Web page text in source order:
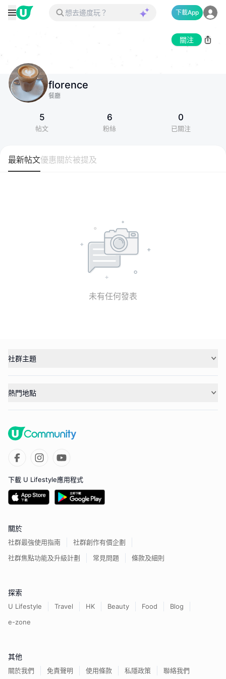
下載App
關注
florence
餐廳
5
帖文
6
粉絲
0
已關注
最新帖文優惠 關於被提及
未有任何發表
社群主題
熱門地點
下載 U Lifestyle應用程式
關於
社群最強使用指南
社群創作有價企劃
社群焦點功能及升級計劃
常見問題 條款及細則
探索
U Lifestyle Travel HK Beauty Food
Blog
e-zone
其他
關於我們 免責聲明 使用條款 私隱政策 聯絡我們